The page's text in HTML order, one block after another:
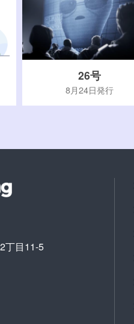
26号
8月24日発行
丁目11-5